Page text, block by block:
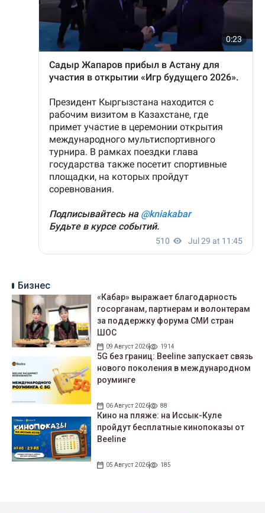
Бизнес
«Кабар» выражает благодарность
госорганам, партнерам и волонтерам
за поддержку форума СМИ стран
ШОС
09 Август 2026 1914
5G без границ: Beeline запускает связь
нового поколения в международном
роуминге
06 Август 2026 88
Кино на пляже: на Иссык-Куле
пройдут беcплатные кинопоказы от
Beeline
05 Август 2026 185